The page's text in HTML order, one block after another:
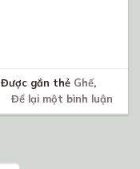
Được gắn thẻ Ghế,
Để lại một bình luận